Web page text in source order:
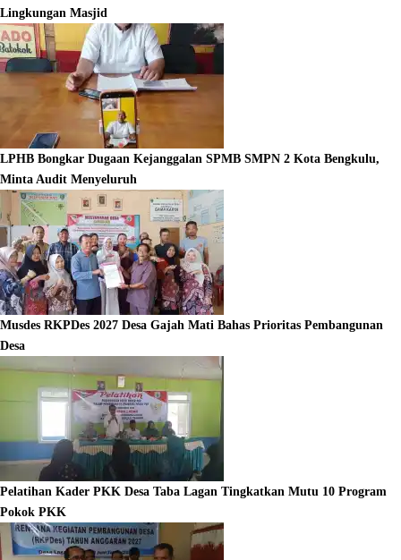
Lingkungan Masjid
LPHB Bongkar Dugaan Kejanggalan SPMB SMPN 2 Kota Bengkulu,
Minta Audit Menyeluruh
Musdes RKPDes 2027 Desa Gajah Mati Bahas Prioritas Pembangunan
Desa
Pelatihan Kader PKK Desa Taba Lagan Tingkatkan Mutu 10 Program
Pokok PKK